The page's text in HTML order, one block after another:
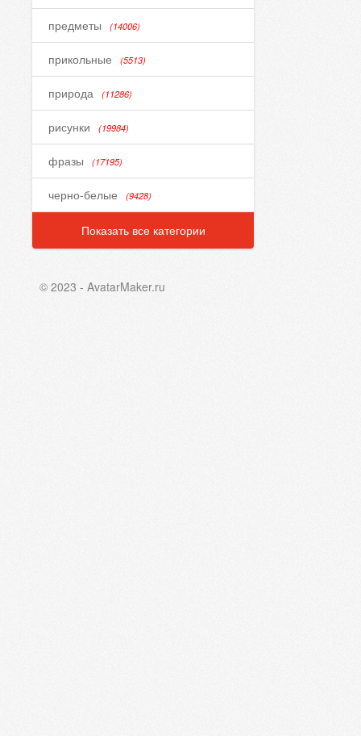
предметы (14006)
прикольные (5513)
природа (11286)
рисунки (19984)
фразы (17195)
черно-белые (9428)
Показать все категории
© 2023 - AvatarMaker.ru